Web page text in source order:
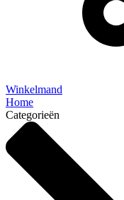
Winkelmand
Home
Categorieën